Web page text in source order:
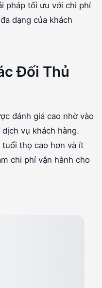
pháp tối ưu với chi phí
dạng của khách
Đối Thủ
đánh giá cao nhờ vào
vụ khách hàng.
tuổi thọ cao hơn và ít
chi phí vận hành cho